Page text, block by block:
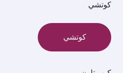
كوتشي
كوتشي